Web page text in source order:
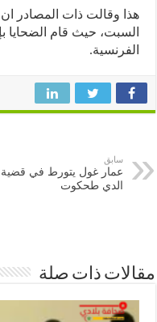
وقالت ذات المصادر ان
حيث قام الضحايا
عمار غول يتورط في قضية محي
الدي طحكوت
ذات صلة